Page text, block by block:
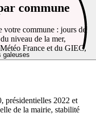
galeuses
commune
commune : jours de
niveau de la mer,
Météo France et du GIEC,
présidentielles 2022 et
de la mairie, stabilité